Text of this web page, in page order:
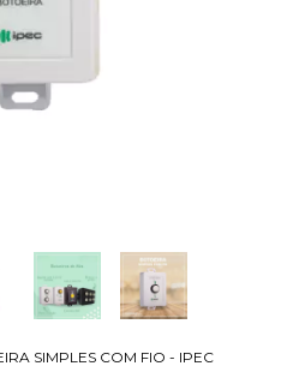
SIMPLES COM FIO - IPEC